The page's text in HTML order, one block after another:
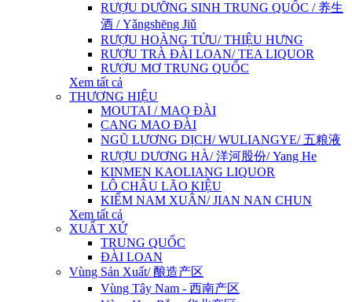
RƯỢU DƯỠNG SINH TRUNG QUỐC / 养生
酒 / Yǎngshēng Jiǔ
RƯỢU HOÀNG TỬU/ THIỆU HƯNG
RƯỢU TRÀ ĐÀI LOAN/ TEA LIQUOR
RƯỢU MƠ TRUNG QUỐC
Xem tất cả
THƯƠNG HIỆU
MOUTAI / MAO ĐÀI
CANG MAO ĐÀI
NGŨ LƯƠNG DỊCH/ WULIANGYE/ 五粮液
RƯỢU DƯƠNG HÀ/ 洋河股份/ Yang He
KINMEN KAOLIANG LIQUOR
LÔ CHÂU LÃO KIỆU
KIẾM NAM XUÂN/ JIAN NAN CHUN
Xem tất cả
XUẤT XỨ
TRUNG QUỐC
ĐÀI LOAN
Vùng Sản Xuất/ 酿造产区
Vùng Tây Nam - 西南产区